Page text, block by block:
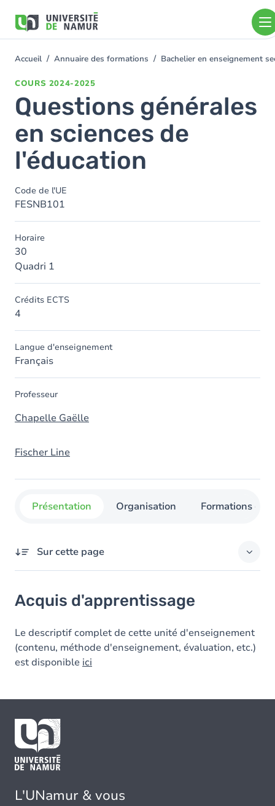
contenu
You
Accueil Annuaire des formations Bachelier en enseignement
COURS 2024-2025
Questions générales
en sciences de
l'éducation
Code de l'UE
FESNB101
Horaire
30
Quadri 1
Crédits ECTS
4
Langue d'enseignement
Français
Professeur
Chapelle Gaëlle
Fischer Line
Présentation Organisation Formations
Sur cette page
Acquis d'apprentissage
Le descriptif complet de cette unité d'enseignement
(contenu, méthode d'enseignement, évaluation, etc.)
est disponible ici
L'UNamur & vous